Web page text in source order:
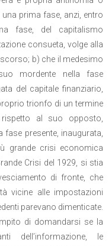
prima fase, anzi, entro
fase, del capitalismo
consueta, volge alla
b) che il medesimo
mordente nella fase
del capitale finanziario,
trionfo di un termine
al suo opposto,
fase presente, inaugurata,
grande crisi economica
Crisi del 1929, si stia
di fronte, che
vicine alle impostazioni
parevano dimenticate.
di domandarsi se la
dell’informazione, le